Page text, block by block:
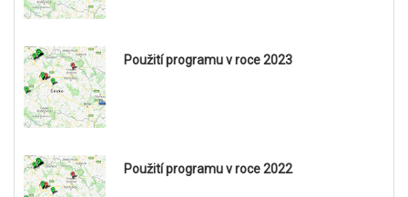
Použití programu v roce 2023
Použití programu v roce 2022